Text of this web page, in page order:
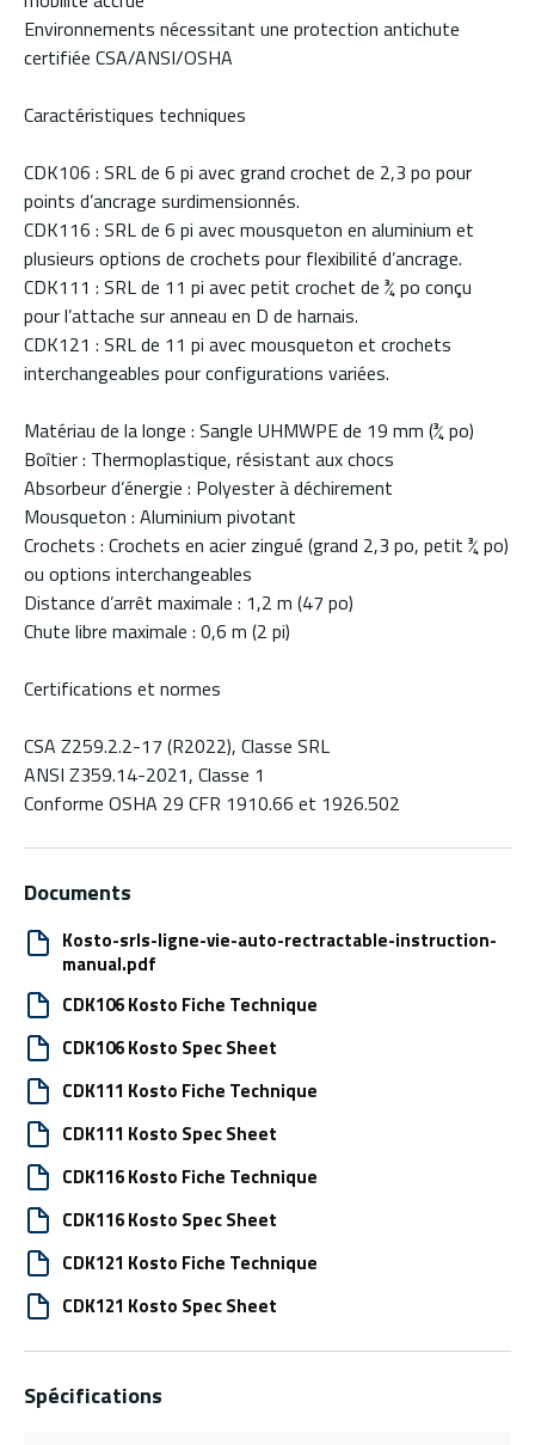
Environnements nécessitant une protection antichute
certifiée CSA/ANSI/OSHA
Caractéristiques techniques
CDK106 : SRL de 6 pi avec grand crochet de 2,3 po pour
points d’ancrage surdimensionnés.
CDK116 : SRL de 6 pi avec mousqueton en aluminium et
plusieurs options de crochets pour flexibilité d’ancrage.
CDK111 : SRL de 11 pi avec petit crochet de ¾ po conçu
pour l’attache sur anneau en D de harnais.
CDK121 : SRL de 11 pi avec mousqueton et crochets
interchangeables pour configurations variées.
Matériau de la longe : Sangle UHMWPE de 19 mm (¾ po)
Boîtier : Thermoplastique, résistant aux chocs
Absorbeur d’énergie : Polyester à déchirement
Mousqueton : Aluminium pivotant
Crochets : Crochets en acier zingué (grand 2,3 po, petit ¾ po)
ou options interchangeables
Distance d’arrêt maximale : 1,2 m (47 po)
Chute libre maximale : 0,6 m (2 pi)
Certifications et normes
CSA Z259.2.2-17 (R2022), Classe SRL
ANSI Z359.14-2021, Classe 1
Conforme OSHA 29 CFR 1910.66 et 1926.502
Documents
Kosto-srls-ligne-vie-auto-rectractable-instruction-
manual.pdf
CDK106 Kosto Fiche Technique
CDK106 Kosto Spec Sheet
CDK111 Kosto Fiche Technique
CDK111 Kosto Spec Sheet
CDK116 Kosto Fiche Technique
CDK116 Kosto Spec Sheet
CDK121 Kosto Fiche Technique
CDK121 Kosto Spec Sheet
Spécifications